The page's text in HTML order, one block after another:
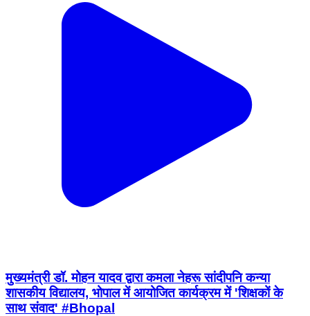
मुख्यमंत्री डॉ. मोहन यादव द्वारा कमला नेहरू सांदीपनि कन्या
शासकीय विद्यालय, भोपाल में आयोजित कार्यक्रम में 'शिक्षकों के
साथ संवाद' #Bhopal